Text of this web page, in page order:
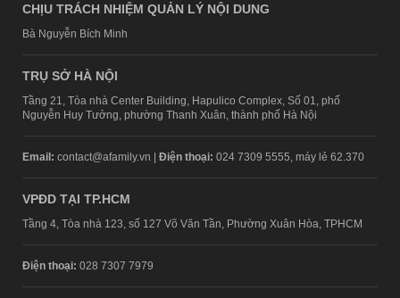
CHỊU TRÁCH NHIỆM QUẢN LÝ NỘI DUNG
Bà Nguyễn Bích Minh
TRỤ SỞ HÀ NỘI
Tầng 21, Tòa nhà Center Building, Hapulico Complex, Số 01, phố
Nguyễn Huy Tưởng, phường Thanh Xuân, thành phố Hà Nội
Email: contact@afamily.vn | Điện thoại: 024 7309 5555, máy lẻ 62.370
VPĐD TẠI TP.HCM
Tầng 4, Tòa nhà 123, số 127 Võ Văn Tần, Phường Xuân Hòa, TPHCM
Điện thoại: 028 7307 7979